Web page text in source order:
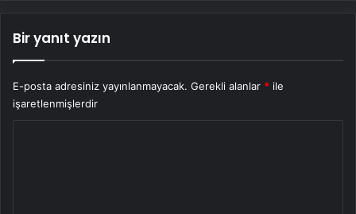
Bir yanıt yazın
E-posta adresiniz yayınlanmayacak. Gerekli alanlar * ile
işaretlenmişlerdir